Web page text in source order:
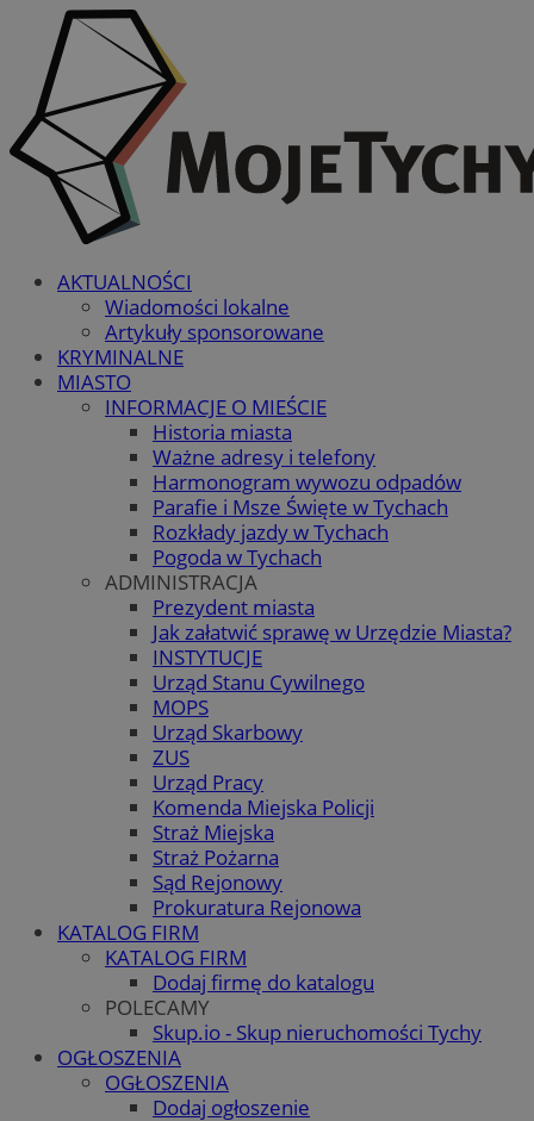
AKTUALNOŚCI
Wiadomości lokalne
Artykuły sponsorowane
KRYMINALNE
MIASTO
INFORMACJE O MIEŚCIE
Historia miasta
Ważne adresy i telefony
Harmonogram wywozu odpadów
Parafie i Msze Święte w Tychach
Rozkłady jazdy w Tychach
Pogoda w Tychach
ADMINISTRACJA
Prezydent miasta
Jak załatwić sprawę w Urzędzie Miasta?
INSTYTUCJE
Urząd Stanu Cywilnego
MOPS
Urząd Skarbowy
ZUS
Urząd Pracy
Komenda Miejska Policji
Straż Miejska
Straż Pożarna
Sąd Rejonowy
Prokuratura Rejonowa
KATALOG FIRM
KATALOG FIRM
Dodaj firmę do katalogu
POLECAMY
Skup.io - Skup nieruchomości Tychy
OGŁOSZENIA
OGŁOSZENIA
Dodaj ogłoszenie